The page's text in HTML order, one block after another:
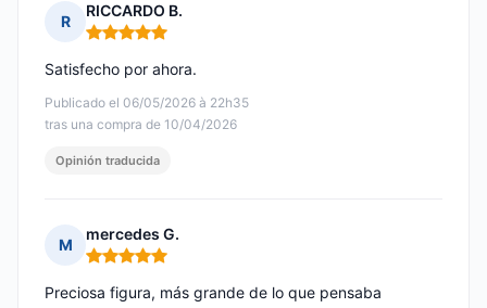
R
RICCARDO B.
Nota: 5 de 5
Publicado el 06/05/2026 à 22h35
tras una compra de 10/04/2026
Satisfecho por ahora.
Opinión traducida
M
mercedes G.
Nota: 5 de 5
Preciosa figura, más grande de lo que pensaba